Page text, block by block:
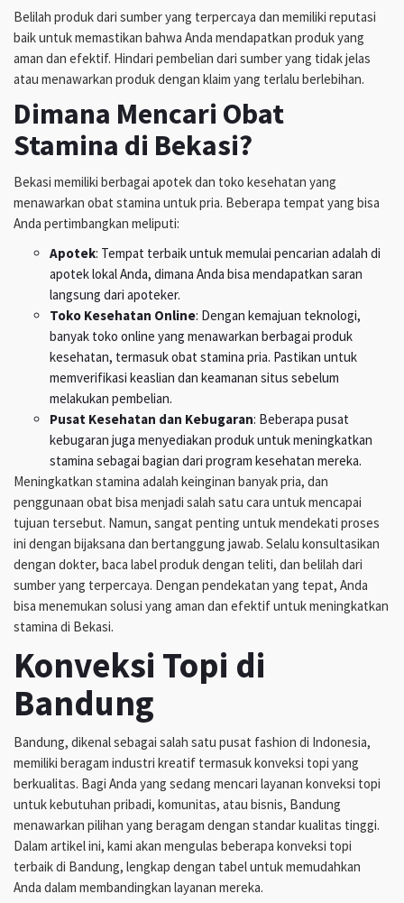
Belilah produk dari sumber yang terpercaya dan memiliki reputasi
baik untuk memastikan bahwa Anda mendapatkan produk yang
aman dan efektif. Hindari pembelian dari sumber yang tidak jelas
atau menawarkan produk dengan klaim yang terlalu berlebihan.
Dimana Mencari Obat
Stamina di Bekasi?
Bekasi memiliki berbagai apotek dan toko kesehatan yang
menawarkan obat stamina untuk pria. Beberapa tempat yang bisa
Anda pertimbangkan meliputi:
Apotek: Tempat terbaik untuk memulai pencarian adalah di
apotek lokal Anda, dimana Anda bisa mendapatkan saran
langsung dari apoteker.
Toko Kesehatan Online: Dengan kemajuan teknologi,
banyak toko online yang menawarkan berbagai produk
kesehatan, termasuk obat stamina pria. Pastikan untuk
memverifikasi keaslian dan keamanan situs sebelum
melakukan pembelian.
Pusat Kesehatan dan Kebugaran: Beberapa pusat
kebugaran juga menyediakan produk untuk meningkatkan
stamina sebagai bagian dari program kesehatan mereka.
Meningkatkan stamina adalah keinginan banyak pria, dan
penggunaan obat bisa menjadi salah satu cara untuk mencapai
tujuan tersebut. Namun, sangat penting untuk mendekati proses
ini dengan bijaksana dan bertanggung jawab. Selalu konsultasikan
dengan dokter, baca label produk dengan teliti, dan belilah dari
sumber yang terpercaya. Dengan pendekatan yang tepat, Anda
bisa menemukan solusi yang aman dan efektif untuk meningkatkan
stamina di Bekasi.
Konveksi Topi di
Bandung
Bandung, dikenal sebagai salah satu pusat fashion di Indonesia,
memiliki beragam industri kreatif termasuk konveksi topi yang
berkualitas. Bagi Anda yang sedang mencari layanan konveksi topi
untuk kebutuhan pribadi, komunitas, atau bisnis, Bandung
menawarkan pilihan yang beragam dengan standar kualitas tinggi.
Dalam artikel ini, kami akan mengulas beberapa konveksi topi
terbaik di Bandung, lengkap dengan tabel untuk memudahkan
Anda dalam membandingkan layanan mereka.